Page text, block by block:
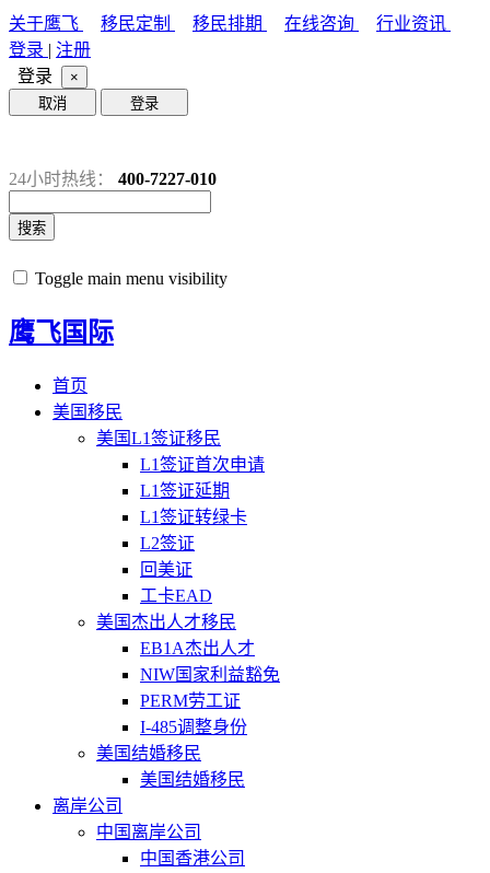
关于鹰飞 移民定制 移民排期 在线咨询
行业资讯
登录 | 注册
登录
×
取消
登录
24小时热线： 400-7227-010
搜索
Toggle main menu visibility
鹰飞国际
首页
美国移民
美国L1签证移民
L1签证首次申请
L1签证延期
L1签证转绿卡
L2签证
回美证
工卡EAD
美国杰出人才移民
EB1A杰出人才
NIW国家利益豁免
PERM劳工证
I-485调整身份
美国结婚移民
美国结婚移民
离岸公司
中国离岸公司
中国香港公司